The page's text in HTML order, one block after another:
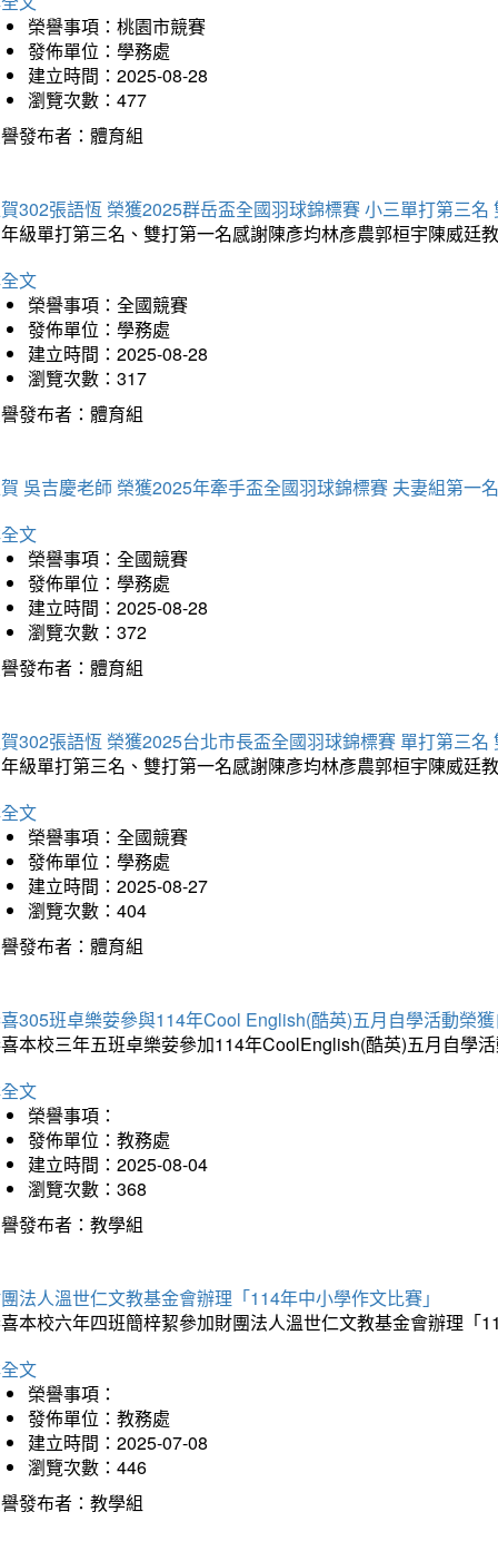
榮譽事項：桃園市競賽
發佈單位：學務處
建立時間：2025-08-28
瀏覽次數：477
發布者：體育組
302張語恆 榮獲2025群岳盃全國羽球錦標賽 小三單打第三名
級單打第三名、雙打第一名感謝陳彥均林彥農郭桓宇陳威廷
文
榮譽事項：全國競賽
發佈單位：學務處
建立時間：2025-08-28
瀏覽次數：317
發布者：體育組
吳吉慶老師 榮獲2025年牽手盃全國羽球錦標賽 夫妻組第一名
文
榮譽事項：全國競賽
發佈單位：學務處
建立時間：2025-08-28
瀏覽次數：372
發布者：體育組
302張語恆 榮獲2025台北市長盃全國羽球錦標賽 單打第三名
級單打第三名、雙打第一名感謝陳彥均林彥農郭桓宇陳威廷
文
榮譽事項：全國競賽
發佈單位：學務處
建立時間：2025-08-27
瀏覽次數：404
發布者：體育組
305班卓樂荌參與114年Cool English(酷英)五月自學活動榮
本校三年五班卓樂荌參加114年CoolEnglish(酷英)五月自學
文
榮譽事項：
發佈單位：教務處
建立時間：2025-08-04
瀏覽次數：368
發布者：教學組
法人溫世仁文教基金會辦理「114年中小學作文比賽」
本校六年四班簡梓絜參加財團法人溫世仁文教基金會辦理「
文
榮譽事項：
發佈單位：教務處
建立時間：2025-07-08
瀏覽次數：446
發布者：教學組